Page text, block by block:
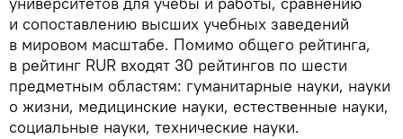
и сопоставлению высших учебных заведений
в мировом масштабе. Помимо общего рейтинга,
в рейтинг RUR входят 30 рейтингов по шести
предметным областям: гуманитарные науки, науки
о жизни, медицинские науки, естественные науки,
социальные науки, технические науки.